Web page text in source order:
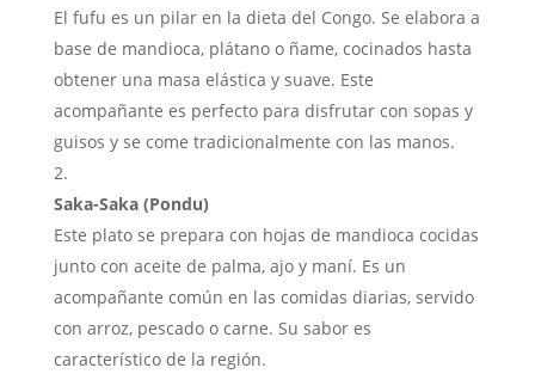
El fufu es un pilar en la dieta del Congo. Se elabora a
base de mandioca, plátano o ñame, cocinados hasta
obtener una masa elástica y suave. Este
acompañante es perfecto para disfrutar con sopas y
guisos y se come tradicionalmente con las manos.
Saka-Saka (Pondu)
Este plato se prepara con hojas de mandioca cocidas
junto con aceite de palma, ajo y maní. Es un
acompañante común en las comidas diarias, servido
con arroz, pescado o carne. Su sabor es
característico de la región.